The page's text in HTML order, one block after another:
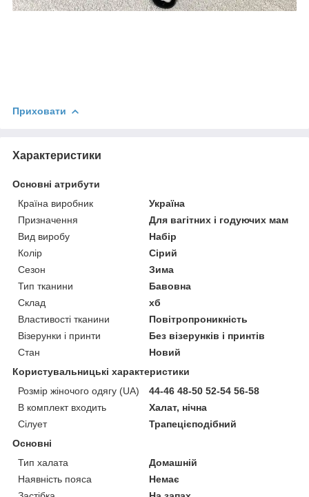
Приховати
Характеристики
Основні атрибути
Країна виробник
Україна
Призначення
Для вагітних і годуючих мам
Вид виробу
Набір
Колір
Сірий
Сезон
Зима
Тип тканини
Бавовна
Склад
хб
Властивості тканини
Повітропроникність
Візерунки і принти
Без візерунків і принтів
Стан
Новий
Користувальницькі характеристики
Розмір жіночого одягу (UA)
44-46 48-50 52-54 56-58
В комплект входить
Халат, нічна
Сілует
Трапецієподібний
Основні
Тип халата
Домашній
Наявність пояса
Немає